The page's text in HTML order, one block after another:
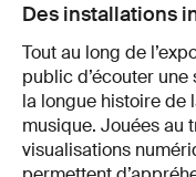
Des installations
Tout au long de
public d’écouter
la longue histoire de
musique. Jouées au
visualisations